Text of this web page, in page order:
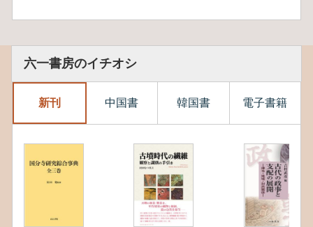
六一書房のイチオシ
新刊 中国書 韓国書 電子書籍